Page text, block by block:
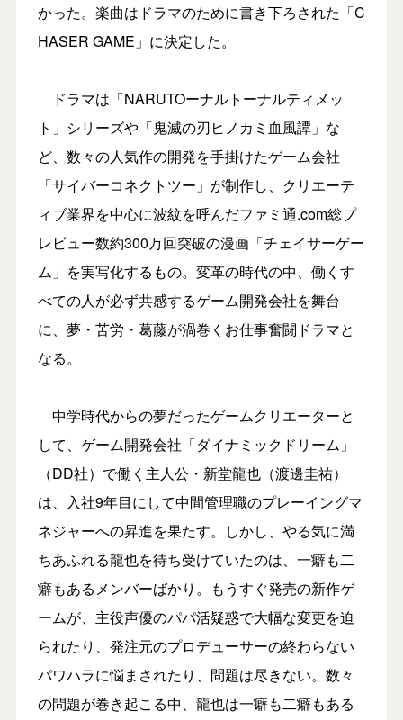
かった。楽曲はドラマのために書き下ろされた「C
HASER GAME」に決定した。
ドラマは「NARUTOーナルトーナルティメッ
ト」シリーズや「鬼滅の刃ヒノカミ血風譚」な
ど、数々の人気作の開発を手掛けたゲーム会社
「サイバーコネクトツー」が制作し、クリエーテ
ィブ業界を中心に波紋を呼んだファミ通.com総プ
レビュー数約300万回突破の漫画「チェイサーゲー
ム」を実写化するもの。変革の時代の中、働くす
べての人が必ず共感するゲーム開発会社を舞台
に、夢・苦労・葛藤が渦巻くお仕事奮闘ドラマと
なる。
中学時代からの夢だったゲームクリエーターと
して、ゲーム開発会社「ダイナミックドリーム」
（DD社）で働く主人公・新堂龍也（渡邊圭祐）
は、入社9年目にして中間管理職のプレーイングマ
ネジャーへの昇進を果たす。しかし、やる気に満
ちあふれる龍也を待ち受けていたのは、一癖も二
癖もあるメンバーばかり。もうすぐ発売の新作ゲ
ームが、主役声優のパパ活疑惑で大幅な変更を迫
られたり、発注元のプロデューサーの終わらない
パワハラに悩まされたり、問題は尽きない。数々
の問題が巻き起こる中、龍也は一癖も二癖もある